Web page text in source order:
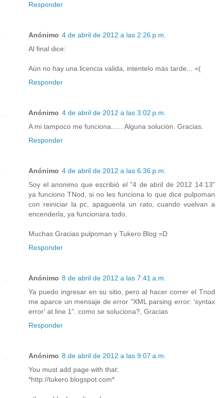
Responder
Anónimo 4 de abril de 2012 a las 2:26 p.m.
Al final dice:
Aún no hay una licencia valida, intentelo más tarde... =(
Responder
Anónimo 4 de abril de 2012 a las 3:02 p.m.
A mi tampoco me funciona...... Alguna solución. Gracias.
Responder
Anónimo 4 de abril de 2012 a las 6:36 p.m.
Soy el anonimo que escribió el "4 de abril de 2012 14:13"
ya funciono TNod, si no les funciona lo que dice pulpoman
con reiniciar la pc, apaguenla un rato, cuando vuelvan a
encenderla, ya funcionara todo.
Muchas Gracias pulpoman y Tukero Blog =D
Responder
Anónimo 8 de abril de 2012 a las 7:41 a.m.
Ya puedo ingresar en su sitio, pero al hacer correr el Tnod
me aparce un mensaje de error "XML parsing error: 'syntax
error' at line 1". como se soluciona?, Gracias
Responder
Anónimo 8 de abril de 2012 a las 9:07 a.m.
You must add page with that:
*http://tukero.blogspot.com*